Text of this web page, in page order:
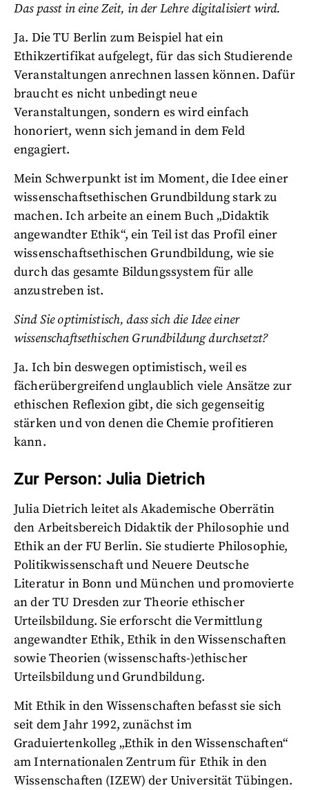
Das passt in eine Zeit, in der Lehre digitalisiert wird.
Ja. Die TU Berlin zum Beispiel hat ein
Ethikzertifikat aufgelegt, für das sich Studierende
Veranstaltungen anrechnen lassen können. Dafür
braucht es nicht unbedingt neue
Veranstaltungen, sondern es wird einfach
honoriert, wenn sich jemand in dem Feld
engagiert.
Mein Schwerpunkt ist im Moment, die Idee einer
wissenschaftsethischen Grundbildung stark zu
machen. Ich arbeite an einem Buch „Didaktik
angewandter Ethik“, ein Teil ist das Profil einer
wissenschaftsethischen Grundbildung, wie sie
durch das gesamte Bildungssystem für alle
anzustreben ist.
Sind Sie optimistisch, dass sich die Idee einer
wissenschaftsethischen Grundbildung durchsetzt?
Ja. Ich bin deswegen optimistisch, weil es
fächerübergreifend unglaublich viele Ansätze zur
ethischen Reflexion gibt, die sich gegenseitig
stärken und von denen die Chemie profitieren
kann.
Zur Person: Julia Dietrich
Julia Dietrich leitet als Akademische Oberrätin
den Arbeitsbereich Didaktik der Philosophie und
Ethik an der FU Berlin. Sie studierte Philosophie,
Politikwissenschaft und Neuere Deutsche
Literatur in Bonn und München und promovierte
an der TU Dresden zur Theorie ethischer
Urteilsbildung. Sie erforscht die Vermittlung
angewandter Ethik, Ethik in den Wissenschaften
sowie Theorien (wissenschafts-)ethischer
Urteilsbildung und Grundbildung.
Mit Ethik in den Wissenschaften befasst sie sich
seit dem Jahr 1992, zunächst im
Graduiertenkolleg „Ethik in den Wissenschaften“
am Internationalen Zentrum für Ethik in den
Wissenschaften (IZEW) der Universität Tübingen.